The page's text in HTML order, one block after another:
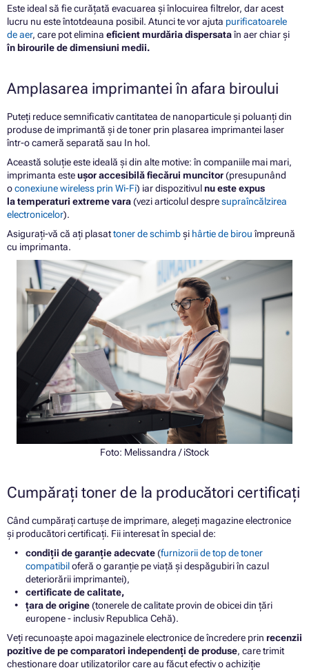
Este ideal să fie curățată evacuarea și înlocuirea filtrelor, dar acest
lucru nu este întotdeauna posibil. Atunci te vor ajuta purificatoarele
de aer, care pot elimina eficient murdăria dispersataîn aer chiar și
în birourile de dimensiuni medii.
Amplasarea imprimantei în afara biroului
Puteți reduce semnificativ cantitatea de nanoparticule și poluanți din
produse de imprimantă și de toner prin plasarea imprimantei laser
într-o cameră separată sau In hol.
Această soluție este ideală și din alte motive: în companiile mai mari,
imprimanta esteușor accesibilă fiecărui muncitor(presupunând
oconexiune wireless prin Wi-Fi) iar dispozitivulnu este expus
la temperaturi extreme vara(vezi articolul despresupraîncălzirea
electronicelor).
Asigurați-vă că ați plasattoner de schimbși hârtie de birou împreună
cu imprimanta.
Foto: Melissandra / iStock
Cumpărați toner de la producători certificați
Când cumpărați cartușe de imprimare, alegeți magazine electronice
și producători certificați. Fii interesat în special de:
condiții de garanție adecvate(furnizorii de top de toner
compatibiloferă o garanție pe viață și despăgubiri în cazul
deteriorării imprimantei),
certificate de calitate,
țara de origine(tonerele de calitate provin de obicei din țări
europene - inclusiv Republica Cehă).
Veți recunoaște apoi magazinele electronice de încredere prin recenzii
pozitive de pe comparatori independenți de produse, care trimit
chestionare doar utilizatorilor care au făcut efectiv o achiziție